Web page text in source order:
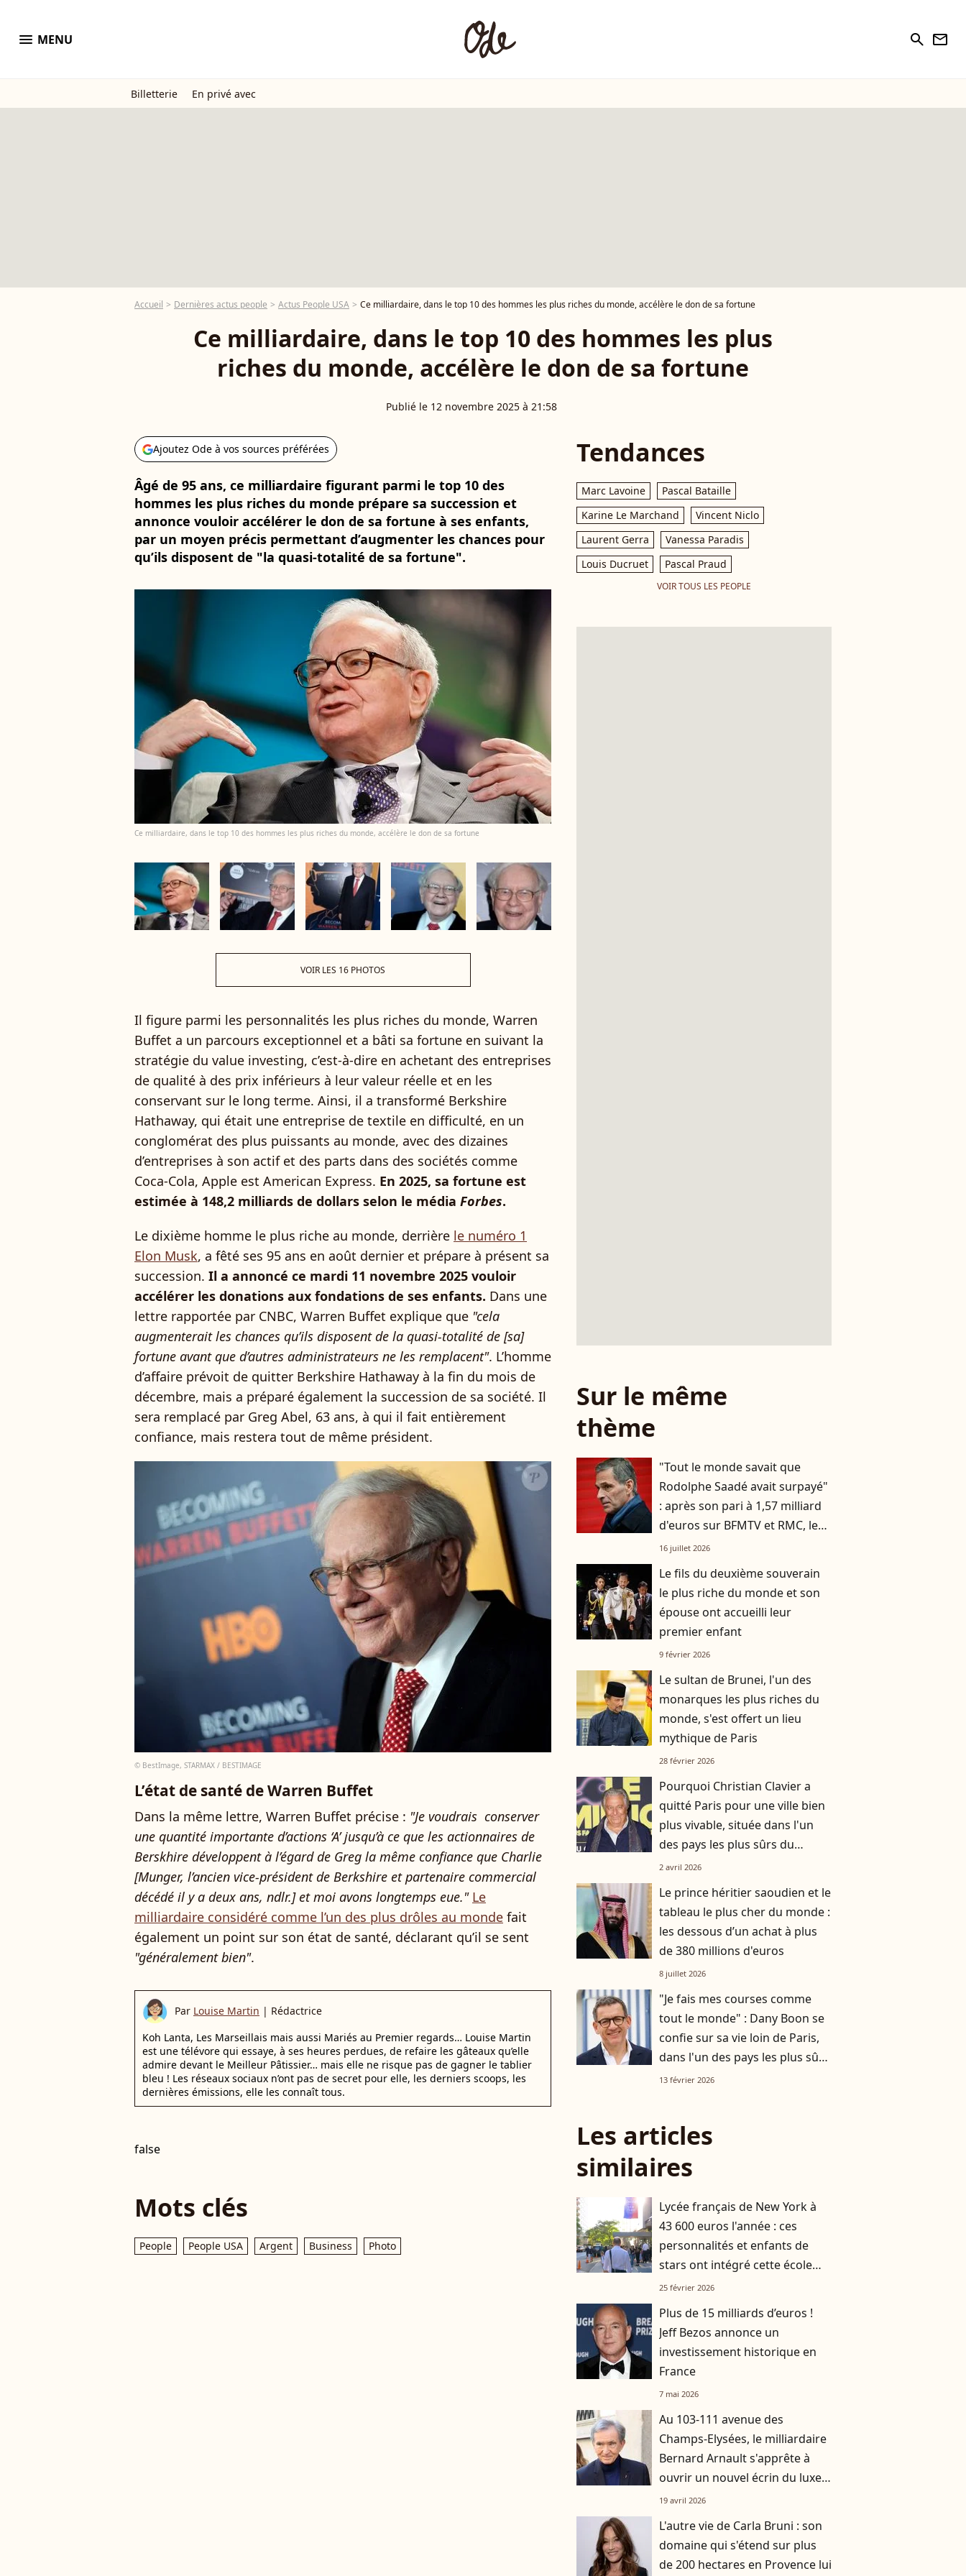
menu MENU search newsletter
Billetterie En privé avec
Accueil Dernières actus people Actus People USA Ce milliardaire, dans le top 10 des hommes les plus riches du monde, accélère le don de sa fortune
Ce milliardaire, dans le top 10 des hommes les plus
riches du monde, accélère le don de sa fortune
Publié le 12 novembre 2025 à 21:58
Ajoutez Ode à vos sources préférées
Âgé de 95 ans, ce milliardaire figurant parmi le top 10 des
hommes les plus riches du monde prépare sa succession et
annonce vouloir accélérer le don de sa fortune à ses enfants,
par un moyen précis permettant d’augmenter les chances pour
qu’ils disposent de "la quasi-totalité de sa fortune".
Ce milliardaire, dans le top 10 des hommes les plus riches du monde, accélère le don de sa fortune
VOIR LES 16 PHOTOS
Il figure parmi les personnalités les plus riches du monde, Warren
Buffet a un parcours exceptionnel et a bâti sa fortune en suivant la
stratégie du value investing, c’est-à-dire en achetant des entreprises
de qualité à des prix inférieurs à leur valeur réelle et en les
conservant sur le long terme. Ainsi, il a transformé Berkshire
Hathaway, qui était une entreprise de textile en difficulté, en un
conglomérat des plus puissants au monde, avec des dizaines
d’entreprises à son actif et des parts dans des sociétés comme
Coca-Cola, Apple est American Express. En 2025, sa fortune est
estimée à 148,2 milliards de dollars selon le média Forbes.
Le dixième homme le plus riche au monde, derrière le numéro 1
Elon Musk, a fêté ses 95 ans en août dernier et prépare à présent sa
succession. Il a annoncé ce mardi 11 novembre 2025 vouloir
accélérer les donations aux fondations de ses enfants. Dans une
lettre rapportée par CNBC, Warren Buffet explique que "cela
augmenterait les chances qu’ils disposent de la quasi-totalité de [sa]
fortune avant que d’autres administrateurs ne les remplacent". L’homme
d’affaire prévoit de quitter Berkshire Hathaway à la fin du mois de
décembre, mais a préparé également la succession de sa société. Il
sera remplacé par Greg Abel, 63 ans, à qui il fait entièrement
confiance, mais restera tout de même président.
© BestImage, STARMAX / BESTIMAGE
L’état de santé de Warren Buffet
Dans la même lettre, Warren Buffet précise : "Je voudrais conserver
une quantité importante d’actions ‘A’ jusqu’à ce que les actionnaires de
Berskhire développent à l’égard de Greg la même confiance que Charlie
[Munger, l’ancien vice-président de Berkshire et partenaire commercial
décédé il y a deux ans, ndlr.] et moi avons longtemps eue." Le
milliardaire considéré comme l’un des plus drôles au monde fait
également un point sur son état de santé, déclarant qu’il se sent
"généralement bien".
Par Louise Martin | Rédactrice
Koh Lanta, Les Marseillais mais aussi Mariés au Premier regards… Louise Martin
est une télévore qui essaye, à ses heures perdues, de refaire les gâteaux qu’elle
admire devant le Meilleur Pâtissier… mais elle ne risque pas de gagner le tablier
bleu ! Les réseaux sociaux n’ont pas de secret pour elle, les derniers scoops, les
dernières émissions, elle les connaît tous.
false
Mots clés
People People USA Argent Business Photo
Tendances
Marc Lavoine
Pascal Bataille
Karine Le Marchand
Vincent Niclo
Laurent Gerra
Vanessa Paradis
Louis Ducruet
Pascal Praud
VOIR TOUS LES PEOPLE
Sur le même
thème
"Tout le monde savait que
Rodolphe Saadé avait surpayé"
: après son pari à 1,57 milliard
d'euros sur BFMTV et RMC, le
milliardaire a gagné bien plus
16 juillet 2026
Le fils du deuxième souverain
le plus riche du monde et son
épouse ont accueilli leur
premier enfant
9 février 2026
Le sultan de Brunei, l'un des
monarques les plus riches du
monde, s'est offert un lieu
mythique de Paris
28 février 2026
Pourquoi Christian Clavier a
quitté Paris pour une ville bien
plus vivable, située dans l'un
des pays les plus sûrs du
monde
2 avril 2026
Le prince héritier saoudien et le
tableau le plus cher du monde :
les dessous d’un achat à plus
de 380 millions d'euros
8 juillet 2026
"Je fais mes courses comme
tout le monde" : Dany Boon se
confie sur sa vie loin de Paris,
dans l'un des pays les plus sûrs
du monde
13 février 2026
Les articles
similaires
Lycée français de New York à
43 600 euros l'année : ces
personnalités et enfants de
stars ont intégré cette école
d'exception
25 février 2026
Plus de 15 milliards d’euros !
Jeff Bezos annonce un
investissement historique en
France
7 mai 2026
Au 103-111 avenue des
Champs-Elysées, le milliardaire
Bernard Arnault s'apprête à
ouvrir un nouvel écrin du luxe
français
19 avril 2026
L'autre vie de Carla Bruni : son
domaine qui s'étend sur plus
de 200 hectares en Provence lui